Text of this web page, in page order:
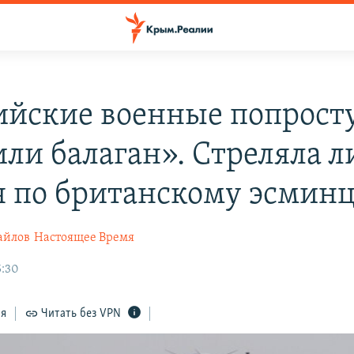
военные
балаган». Стреляла
по британскому
Настоящее Время
Читать без VPN